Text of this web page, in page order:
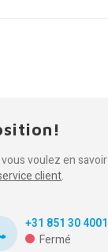
voulez en savoir
client.
+31 851 30 4001
Fermé